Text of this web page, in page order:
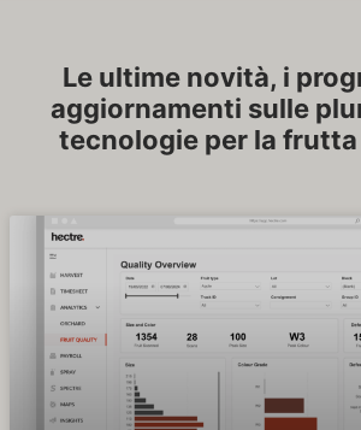
Le ultime novità, i
aggiornamenti sulle
tecnologie per la